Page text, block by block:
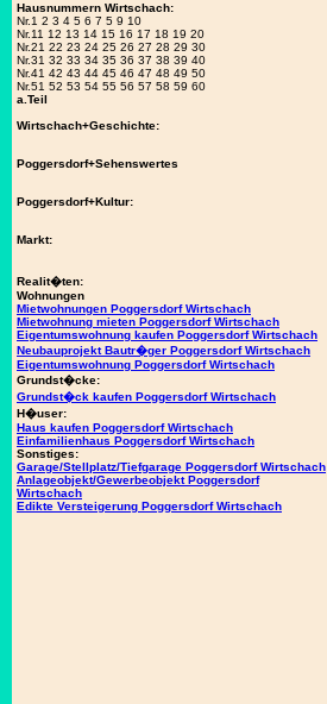
Hausnummern Wirtschach:
Nr.1 2 3 4 5 6 7 5 9 10
Nr.11 12 13 14 15 16 17 18 19 20
Nr.21 22 23 24 25 26 27 28 29 30
Nr.31 32 33 34 35 36 37 38 39 40
Nr.41 42 43 44 45 46 47 48 49 50
Nr.51 52 53 54 55 56 57 58 59 60
a.Teil
Wirtschach+Geschichte:
Poggersdorf+Sehenswertes
Poggersdorf+Kultur:
Markt:
Realit�ten:
Wohnungen
Mietwohnungen Poggersdorf Wirtschach
Mietwohnung mieten Poggersdorf Wirtschach
Eigentumswohnung kaufen Poggersdorf Wirtschach
Neubauprojekt Bautr�ger Poggersdorf Wirtschach
Eigentumswohnung Poggersdorf Wirtschach
Grundst�cke:
Grundst�ck kaufen Poggersdorf Wirtschach
H�user:
Haus kaufen Poggersdorf Wirtschach
Einfamilienhaus Poggersdorf Wirtschach
Sonstiges:
Garage/Stellplatz/Tiefgarage Poggersdorf Wirtschach
Anlageobjekt/Gewerbeobjekt Poggersdorf
Wirtschach
Edikte Versteigerung Poggersdorf Wirtschach